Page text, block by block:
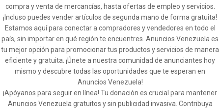
compra y venta de mercancías, hasta ofertas de empleo y servicios.
¡Incluso puedes vender artículos de segunda mano de forma gratuita!
Estamos aquí para conectar a compradores y vendedores en todo el
país, sin importar en qué región te encuentres. Anuncios Venezuela es
tu mejor opción para promocionar tus productos y servicios de manera
eficiente y gratuita. ¡Únete a nuestra comunidad de anunciantes hoy
mismo y descubre todas las oportunidades que te esperan en
Anuncios Venezuela!
¡Apóyanos para seguir en línea! Tu donación es crucial para mantener
Anuncios Venezuela gratuitos y sin publicidad invasiva. Contribuya